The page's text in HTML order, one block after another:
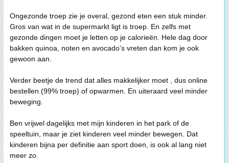
Ongezonde troep zie je overal, gezond eten een stuk minder.
Gros van wat in de supermarkt ligt is troep. En zelfs met
gezonde dingen moet je letten op je calorieën. Hele dag door
bakken quinoa, noten en avocado’s vreten dan kom je ook
gewoon aan.
Verder beetje de trend dat alles makkelijker moet , dus online
bestellen (99% troep) of opwarmen. En uiteraard veel minder
beweging.
Ben vrijwel dagelijks met mijn kinderen in het park of de
speeltuin, maar je ziet kinderen veel minder bewegen. Dat
kinderen bijna per definitie aan sport doen, is ook al lang niet
meer zo.